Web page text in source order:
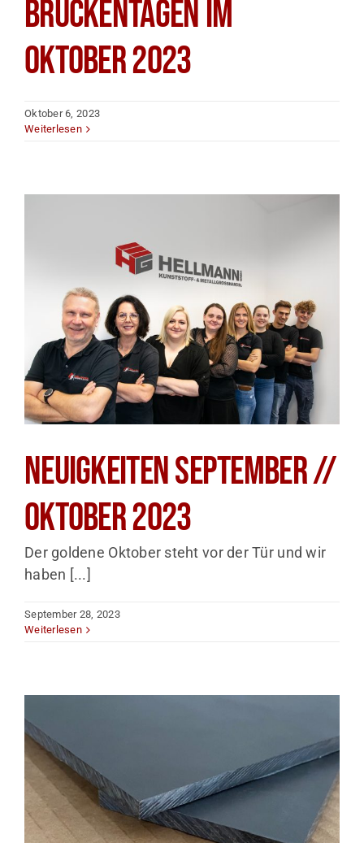
Brückentagen im
Oktober 2023
Oktober 6, 2023
Weiterlesen
Neuigkeiten September //
Oktober 2023
Der goldene Oktober steht vor der Tür und wir
haben [...]
September 28, 2023
Weiterlesen